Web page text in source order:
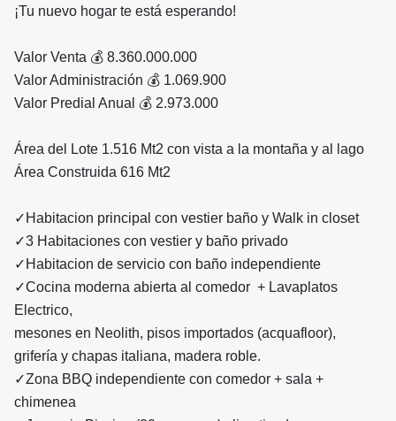
¡Tu nuevo hogar te está esperando!
Valor Venta 💰 8.360.000.000
Valor Administración 💰 1.069.900
Valor Predial Anual 💰 2.973.000
Área del Lote 1.516 Mt2 con vista a la montaña y al lago
Área Construida 616 Mt2
✓Habitacion principal con vestier baño y Walk in closet
✓3 Habitaciones con vestier y baño privado
✓Habitacion de servicio con baño independiente
✓Cocina moderna abierta al comedor + Lavaplatos
Electrico,
mesones en Neolith, pisos importados (acquafloor),
grifería y chapas italiana, madera roble.
✓Zona BBQ independiente con comedor + sala +
chimenea